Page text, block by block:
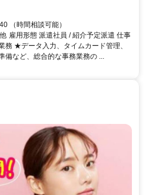
（時間相談可能）
雇用形態 派遣社員 / 紹介予定派遣 仕事
務 ★データ入力、タイムカード管理、
備など、総合的な事務業務の ...